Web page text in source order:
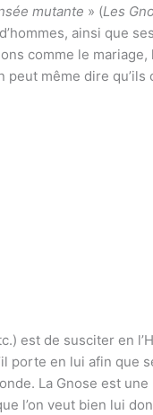
mutante » (Les
ainsi que
comme le mariage,
même dire qu’ils
est de susciter en
porte en lui afin que
La Gnose est
l’on veut bien lui